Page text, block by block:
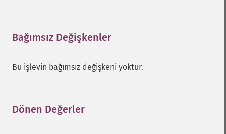
Bağımsız Değişkenler
Bu işlevin bağımsız değişkeni yoktur.
Dönen Değerler